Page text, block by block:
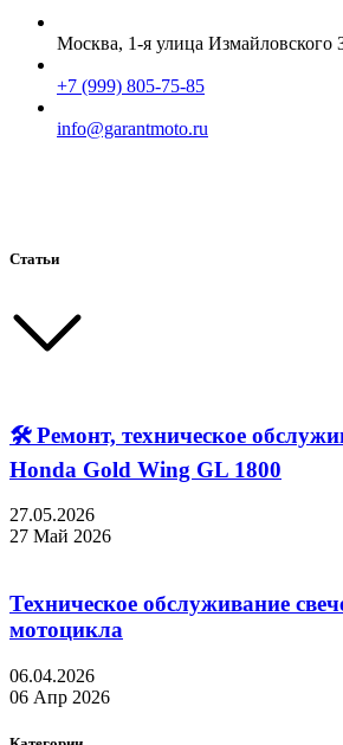
Москва, 1-я улица Измайловского
+7 (999) 805-75-85
info@garantmoto.ru
Статьи
🛠 Ремонт, техническое
Honda Gold Wing GL 1800
27.05.2026
27 Май 2026
Техническое обслуживание
мотоцикла
06.04.2026
06 Апр 2026